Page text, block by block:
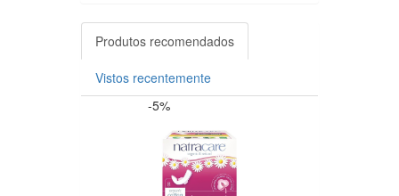
Produtos recomendados
Vistos recentemente
-5%